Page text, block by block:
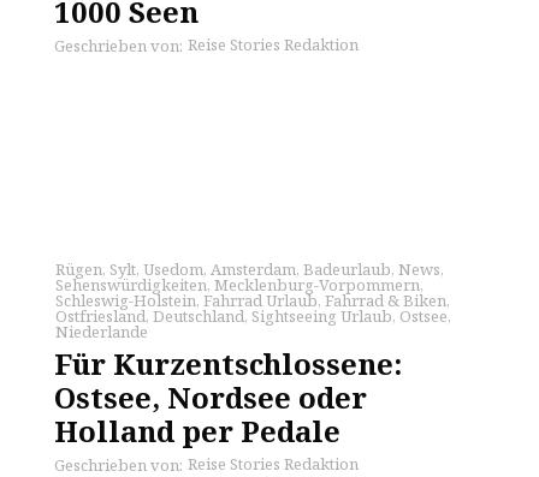
1000 Seen
Geschrieben von: Reise Stories Redaktion
Rügen, Sylt, Usedom, Amsterdam, Badeurlaub, News,
Sehenswürdigkeiten, Mecklenburg-Vorpommern,
Schleswig-Holstein, Fahrrad Urlaub, Fahrrad & Biken,
Ostfriesland, Deutschland, Sightseeing Urlaub, Ostsee,
Niederlande
Für Kurzentschlossene:
Ostsee, Nordsee oder
Holland per Pedale
Geschrieben von: Reise Stories Redaktion